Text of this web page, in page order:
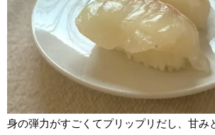
身の弾力がすごくてプリップリだし、甘み